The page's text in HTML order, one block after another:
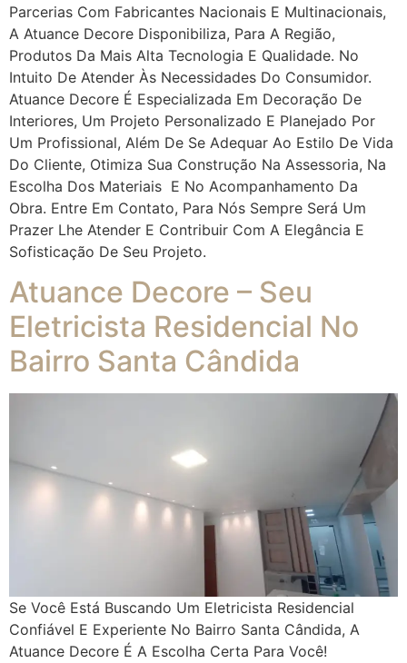
Parcerias Com Fabricantes Nacionais E Multinacionais,
A Atuance Decore Disponibiliza, Para A Região,
Produtos Da Mais Alta Tecnologia E Qualidade. No
Intuito De Atender Às Necessidades Do Consumidor.
Atuance Decore É Especializada Em Decoração De
Interiores, Um Projeto Personalizado E Planejado Por
Um Profissional, Além De Se Adequar Ao Estilo De Vida
Do Cliente, Otimiza Sua Construção Na Assessoria, Na
Escolha Dos Materiais E No Acompanhamento Da
Obra. Entre Em Contato, Para Nós Sempre Será Um
Prazer Lhe Atender E Contribuir Com A Elegância E
Sofisticação De Seu Projeto.
Atuance Decore – Seu
Eletricista Residencial No
Bairro Santa Cândida
Se Você Está Buscando Um Eletricista Residencial
Confiável E Experiente No Bairro Santa Cândida, A
Atuance Decore É A Escolha Certa Para Você!